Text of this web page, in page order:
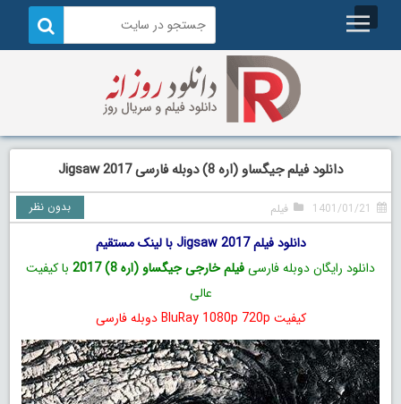
دانلود فیلم جیگساو (اره 8) دوبله فارسی Jigsaw 2017
1401/01/21 فیلم بدون نظر
دانلود فیلم Jigsaw 2017 با لینک مستقیم
دانلود رایگان دوبله فارسیفیلم خارجی جیگساو (اره 8) 2017
با کیفیت
عالی
کیفیت BluRay 1080p 720p دوبله فارسی